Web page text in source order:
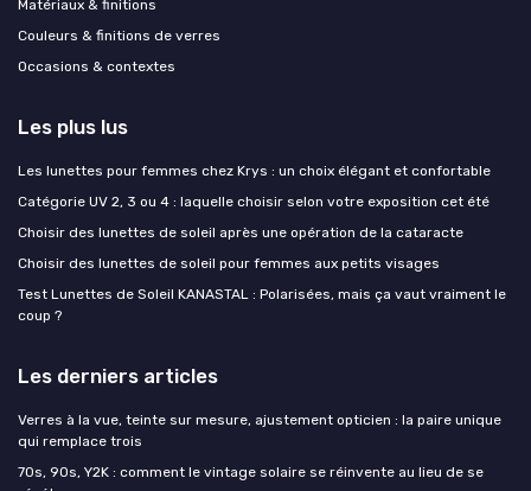
Matériaux & finitions
Couleurs & finitions de verres
Occasions & contextes
Les plus lus
Les lunettes pour femmes chez Krys : un choix élégant et confortable
Catégorie UV 2, 3 ou 4 : laquelle choisir selon votre exposition cet été
Choisir des lunettes de soleil après une opération de la cataracte
Choisir des lunettes de soleil pour femmes aux petits visages
Test Lunettes de Soleil KANASTAL : Polarisées, mais ça vaut vraiment le
coup ?
Les derniers articles
Verres à la vue, teinte sur mesure, ajustement opticien : la paire unique
qui remplace trois
70s, 90s, Y2K : comment le vintage solaire se réinvente au lieu de se